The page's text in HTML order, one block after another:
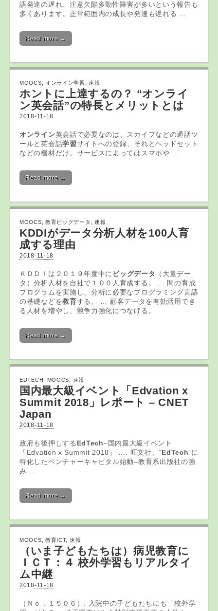
語発達の遅れ、注意欠陥多動性障害が多いという報告も
多くあります。正常範囲内の成長や発達も遅れる …
Read more →
MOOCS オンライン学習 ,速報
ホントに上達するの？ “オンライ
ン英会話”の特長とメリットとは
2018-11-18
オンライン英会話で必要なのは、スカイプなどの通話ツ
ールと英会話学習サイトへの登録、それとヘッドセット
などの機材だけ。サービスによってはスマホや …
Read more →
MOOCS 教育ビッグデータ 速報
KDDIがデータ 分析人材を100人育
成する理由
2018-11-18
ＫＤＤＩは２０１９年度中に ビッグデータ
（大量デー
タ）分析人材を自社で１００人育成する。 … 間の育成
プログラムを実施し、分析に必要なプログラミング言語
の基礎などを教育する。 … 顧客データを有効活用でき
る人材を増やし、競争力強化につなげる。
Read more →
EDTECH MOOCS 速報
国内最大級イベント「Edvation x
Summit 2018」レポート – CNET
Japan
2018-11-18
政府も後押しする EdTech–国内最大級イベント
「Edvation x Summit 2018」 …. 旺文社、“EdTech”に
特化したベンチャーキャピタル始動–教育系出版社の強
み …
Read more →
MOOCS 教育ICT, 速報
（いま子どもたちは）病児教育に
ＩＣＴ ：４ 校外学習もリアルタイ
ム中継
2018-11-18
（Ｎｏ．１５０６）. 入院中の子どもたちにも「校外学